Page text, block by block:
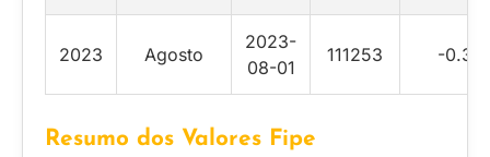
2023 Agosto
2023-
08-01
111253 -0.35
Resumo dos Valores Fipe